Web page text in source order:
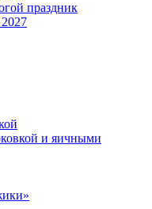
праздник
и яичными